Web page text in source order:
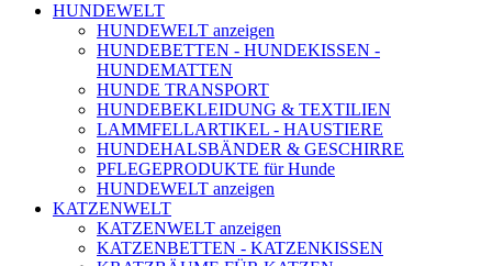
HUNDEWELT
HUNDEWELT anzeigen
HUNDEBETTEN - HUNDEKISSEN -
HUNDEMATTEN
HUNDE TRANSPORT
HUNDEBEKLEIDUNG & TEXTILIEN
LAMMFELLARTIKEL - HAUSTIERE
HUNDEHALSBÄNDER & GESCHIRRE
PFLEGEPRODUKTE für Hunde
HUNDEWELT anzeigen
KATZENWELT
KATZENWELT anzeigen
KATZENBETTEN - KATZENKISSEN